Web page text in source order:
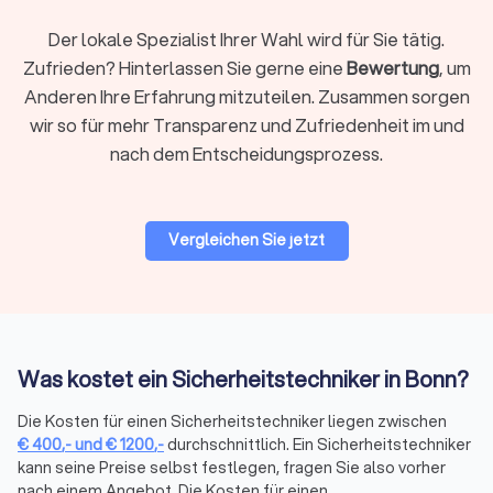
vier individuelle Angebote von mehreren Anbietern in Bonn
über Trustlocal einzuholen.
Qualitätskriterien und Auswahl des richtigen
Anbieters
Sicherheitstechnik-Unternehmen sollten professionelle
Zertifikate wie VdS, BHE, ISO 9001, TÜV und
Konformität sowie regelmäßige Weiterbildung.
Weiterbildung sind weitere wichtige Indikatoren. Anbieter von
Sicherheitstechnik für Ihr Projekt sollten Referenzen
vorweisen können und idealerweise eine persönliche
Der lokale Spezialist Ihrer Wahl wird für Sie tätig.
Zufrieden? Hinterlassen Sie gerne eineBewertung, um
Anderen Ihre Erfahrung mitzuteilen. Zusammen sorgen
wir so für mehr Transparenz und Zufriedenheit im und
nach dem Entscheidungsprozess.
Vergleichen Sie jetzt
Was kostet ein Sicherheitstechniker in Bonn?
Die Kosten für einen Sicherheitstechniker liegen zwischen
€400,-und€1200,-durchschnittlich. Ein Sicherheitstechniker
kann seine Preise selbst festlegen, fragen Sie also vorher